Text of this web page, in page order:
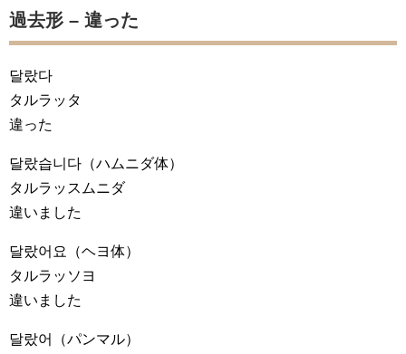
過去形 – 違った
달랐다
タルラッタ
違った
달랐습니다 （ハムニダ体）
タルラッスムニダ
違いました
달랐어요
（ヘヨ体）
タルラッソヨ
違いました
달랐어
（パンマル）